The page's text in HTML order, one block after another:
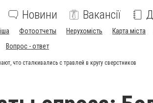
Новини Вакансії
Фотоотчеты Нерухомість Карта міста
Вопрос - ответ
что сталкивались с травлей в кругу сверстников